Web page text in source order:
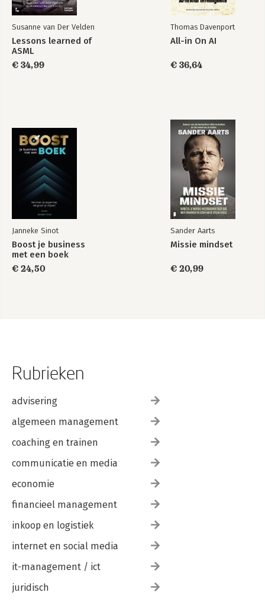
Susanne van Der Velden
Lessons learned of
ASML
€ 34,99
Thomas Davenport
All-in On AI
€ 36,64
Janneke Sinot
Boost je business
met een boek
€ 24,50
Sander Aarts
Missie mindset
€ 20,99
Rubrieken
advisering
algemeen management
coaching en trainen
communicatie en media
economie
financieel management
inkoop en logistiek
internet en social media
it-management / ict
juridisch